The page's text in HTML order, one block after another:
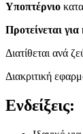
Υποπτέρνιo
Προτείνεται
Διατίθεται ανά
Διακριτική
Ενδείξεις: